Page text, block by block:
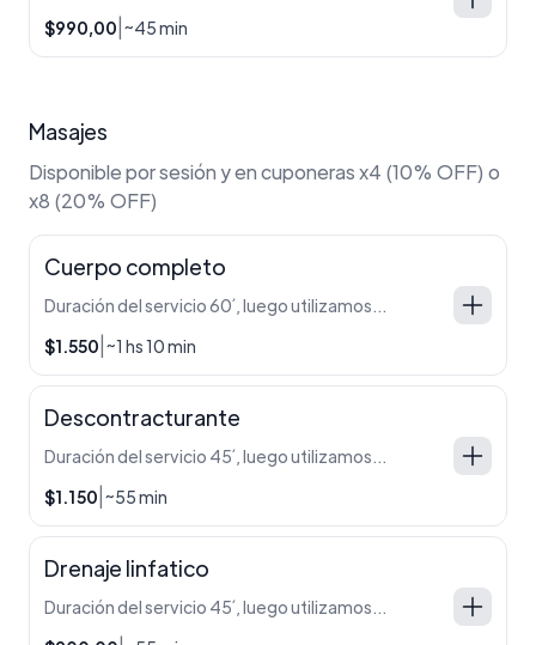
$990,00 ~45 min
Masajes
Disponible por sesión y en cuponeras x4 (10% OFF) o
x8 (20% OFF)
Cuerpo completo
$1.550 ~1 hs 10 min
Descontracturante
$1.150 ~55 min
Drenaje linfatico